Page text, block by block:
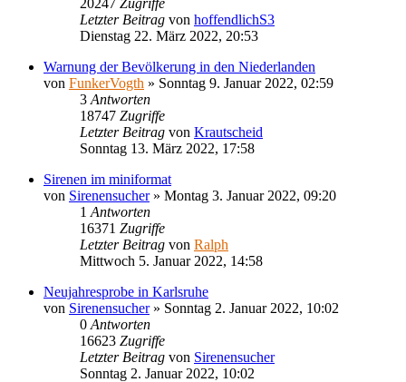
Letzter Beitrag von hoffendlichS3
Dienstag 22. März 2022, 20:53
Warnung der Bevölkerung in den Niederlanden
von FunkerVogth » Sonntag 9. Januar 2022, 02:59
3 Antworten
18747 Zugriffe
Letzter Beitrag von Krautscheid
Sonntag 13. März 2022, 17:58
Sirenen im miniformat
von Sirenensucher» Montag 3. Januar 2022, 09:20
1 Antworten
16371 Zugriffe
Letzter Beitrag von Ralph
Mittwoch 5. Januar 2022, 14:58
Neujahresprobe in Karlsruhe
von Sirenensucher» Sonntag 2. Januar 2022, 10:02
0 Antworten
16623 Zugriffe
Letzter Beitrag von Sirenensucher
Sonntag 2. Januar 2022, 10:02